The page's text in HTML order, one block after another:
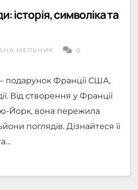
історія, символіка та
МЕЛЬНИК 0
подарунок Франції США,
Від створення у Франції
Йорк, вона пережила
поглядів. Дізнайтеся її